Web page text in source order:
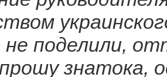
поделили,
знатока,